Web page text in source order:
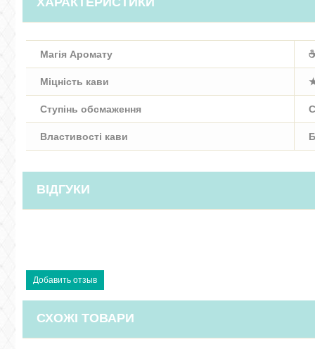
Магія Аромату
Міцність кави
Ступінь обсмаження
Властивості кави
ВІДГУКИ
СХОЖІ ТОВАРИ